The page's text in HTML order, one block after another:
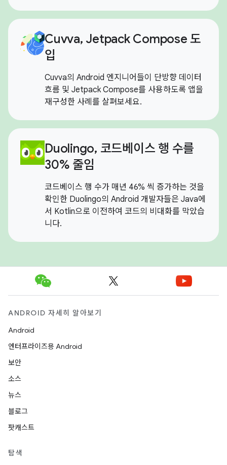
Cuvva, Jetpack Compose 도
입
Cuvva의 Android 엔지니어들이 단방향 데이터
흐름 및 Jetpack Compose를 사용하도록 앱을
재구성한 사례를 살펴보세요.
Duolingo, 코드베이스 행 수를
30% 줄임
코드베이스 행 수가 매년 46% 씩 증가하는 것을
확인한 Duolingo의 Android 개발자들은 Java에
서 Kotlin으로 이전하여 코드의 비대화를 막았습
니다.
ANDROID 자세히 알아보기
Android
엔터프라이즈용 Android
보안
소스
뉴스
블로그
팟캐스트
탐색